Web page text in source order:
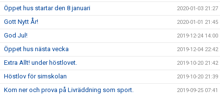
Öppet hus startar den 8 januari 2020-01-03 21:27
Gott Nytt År! 2020-01-01 21:45
God Jul! 2019-12-24 14:00
Öppet hus nästa vecka 2019-12-04 22:42
Extra Allt! under höstlovet. 2019-10-20 21:42
Höstlov för simskolan 2019-10-20 21:39
Kom ner och prova på Livräddning som sport. 2019-09-25 07:41